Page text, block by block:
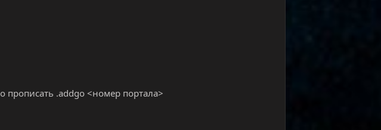
прописать .addgo <номер портала>